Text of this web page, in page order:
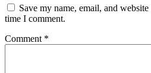
Save my name, email, and
time I comment.
Comment *